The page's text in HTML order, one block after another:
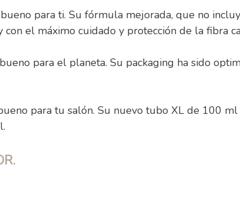
para ti. Su fórmula mejorada, que no
el máximo cuidado y protección de la fibra
para el planeta. Su packaging ha sido
para tu salón. Su nuevo tubo XL de 100